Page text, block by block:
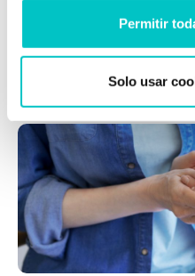
Permitir
Solo usar
busquemos y, en
del día, todas las
tipo de pensamientos